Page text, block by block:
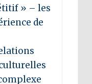
» – les
de